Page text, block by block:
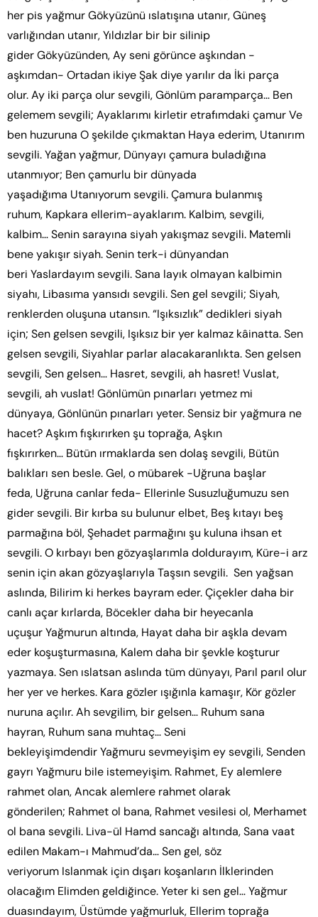
her pis yağmur Gökyüzünü ıslatışına utanır, Güneş
varlığından utanır, Yıldızlar bir bir silinip
gider Gökyüzünden, Ay seni görünce aşkından -
aşkımdan- Ortadan ikiye Şak diye yarılır da İki parça
olur. Ay iki parça olur sevgili, Gönlüm paramparça… Ben
gelemem sevgili; Ayaklarımı kirletir etrafımdaki çamur Ve
ben huzuruna O şekilde çıkmaktan Haya ederim, Utanırım
sevgili. Yağan yağmur, Dünyayı çamura buladığına
utanmıyor; Ben çamurlu bir dünyada
yaşadığıma Utanıyorum sevgili. Çamura bulanmış
ruhum, Kapkara ellerim-ayaklarım. Kalbim, sevgili,
kalbim… Senin sarayına siyah yakışmaz sevgili. Matemli
bene yakışır siyah. Senin terk-i dünyandan
beri Yaslardayım sevgili. Sana layık olmayan kalbimin
siyahı, Libasıma yansıdı sevgili. Sen gel sevgili; Siyah,
renklerden oluşuna utansın. “Işıksızlık” dedikleri siyah
için; Sen gelsen sevgili, Işıksız bir yer kalmaz kâinatta. Sen
gelsen sevgili, Siyahlar parlar alacakaranlıkta. Sen gelsen
sevgili, Sen gelsen… Hasret, sevgili, ah hasret! Vuslat,
sevgili, ah vuslat! Gönlümün pınarları yetmez mi
dünyaya, Gönlünün pınarları yeter. Sensiz bir yağmura ne
hacet? Aşkım fışkırırken şu toprağa, Aşkın
fışkırırken… Bütün ırmaklarda sen dolaş sevgili, Bütün
balıkları sen besle. Gel, o mübarek -Uğruna başlar
feda, Uğruna canlar feda- Ellerinle Susuzluğumuzu sen
gider sevgili. Bir kırba su bulunur elbet, Beş kıtayı beş
parmağına böl, Şehadet parmağını şu kuluna ihsan et
sevgili. O kırbayı ben gözyaşlarımla doldurayım, Küre-i arz
senin için akan gözyaşlarıyla Taşsın sevgili. Sen yağsan
aslında, Bilirim ki herkes bayram eder. Çiçekler daha bir
canlı açar kırlarda, Böcekler daha bir heyecanla
uçuşur Yağmurun altında, Hayat daha bir aşkla devam
eder koşuşturmasına, Kalem daha bir şevkle koşturur
yazmaya. Sen ıslatsan aslında tüm dünyayı, Parıl parıl olur
her yer ve herkes. Kara gözler ışığınla kamaşır, Kör gözler
nuruna açılır. Ah sevgilim, bir gelsen… Ruhum sana
hayran, Ruhum sana muhtaç… Seni
bekleyişimdendir Yağmuru sevmeyişim ey sevgili, Senden
gayrı Yağmuru bile istemeyişim. Rahmet, Ey alemlere
rahmet olan, Ancak alemlere rahmet olarak
gönderilen; Rahmet ol bana, Rahmet vesilesi ol, Merhamet
ol bana sevgili. Liva-ül Hamd sancağı altında, Sana vaat
edilen Makam-ı Mahmud’da… Sen gel, söz
veriyorum Islanmak için dışarı koşanların İlklerinden
olacağım Elimden geldiğince. Yeter ki sen gel… Yağmur
duasındayım, Üstümde yağmurluk, Ellerim toprağa